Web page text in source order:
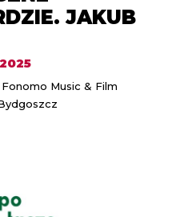
JAKUB
Music & Film